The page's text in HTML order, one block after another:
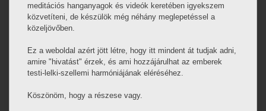
meditációs hanganyagok és videók keretében igyekszem
közvetíteni, de készülök még néhány meglepetéssel a
közeljövőben.
Ez a weboldal azért jött létre, hogy itt mindent át tudjak adni,
amire "hivatást" érzek, és ami hozzájárulhat az emberek
testi-lelki-szellemi harmóniájának eléréséhez.
Köszönöm, hogy a részese vagy.